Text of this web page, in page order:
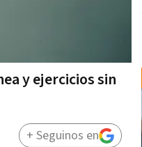
y ejercicios sin
+ Seguinos en